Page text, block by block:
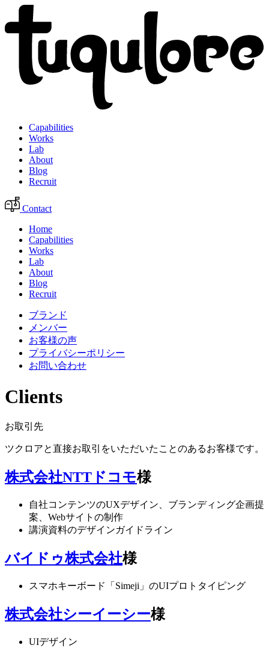
Capabilities
Works
Lab
About
Blog
Recruit
Contact
Home
Capabilities
Works
Lab
About
Blog
Recruit
ブランド
メンバー
お客様の声
プライバシーポリシー
お問い合わせ
Clients
お取引先
ツクロアと直接お取引をいただいたことのあるお客様です。
株式会社NTTドコモ様
自社コンテンツのUXデザイン、ブランディング企画提
案、Webサイトの制作
講演資料のデザインガイドライン
バイドゥ株式会社様
スマホキーボード「Simeji」のUIプロトタイピング
株式会社シーイーシー様
UIデザイン